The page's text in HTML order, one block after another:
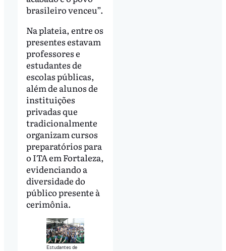
brasileiro venceu”.
Na plateia, entre os
presentes estavam
professores e
estudantes de
escolas públicas,
além de alunos de
instituições
privadas que
tradicionalmente
organizam cursos
preparatórios para
o ITA em Fortaleza,
evidenciando a
diversidade do
público presente à
cerimônia.
Estudantes de